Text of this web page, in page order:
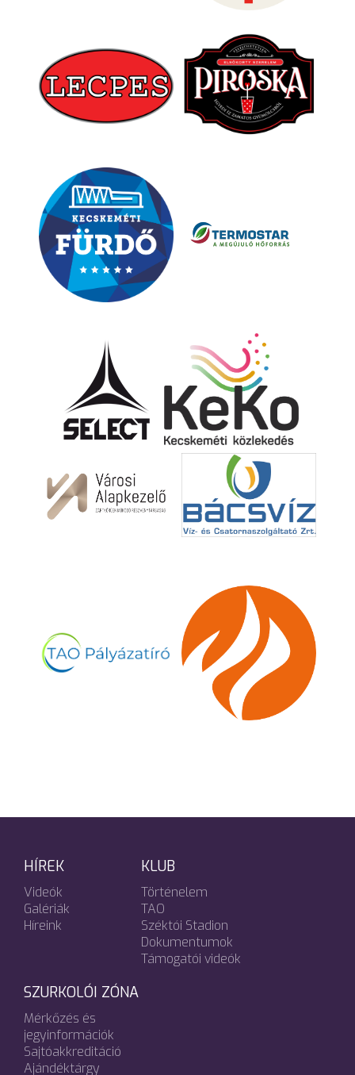
HÍREK
Videók
Galériák
Híreink
KLUB
Történelem
TAO
Széktói Stadion
Dokumentumok
Támogatói videók
SZURKOLÓI ZÓNA
Mérkőzés és
jegyinformációk
Sajtóakkreditáció
Ajándéktárgy